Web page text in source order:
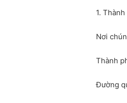
1.
Nơi
Thành
Đường